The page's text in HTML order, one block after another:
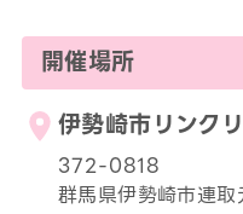
開催場所
伊勢崎市リンク
372-0818
群馬県伊勢崎市連